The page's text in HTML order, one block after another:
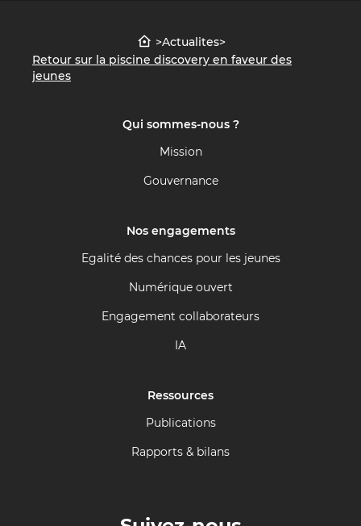
>Actualites>
Retour sur la piscine discovery en faveur des
jeunes
Qui sommes-nous ?
Mission
Gouvernance
Nos engagements
Egalité des chances pour les jeunes
Numérique ouvert
Engagement collaborateurs
IA
Ressources
Publications
Rapports & bilans